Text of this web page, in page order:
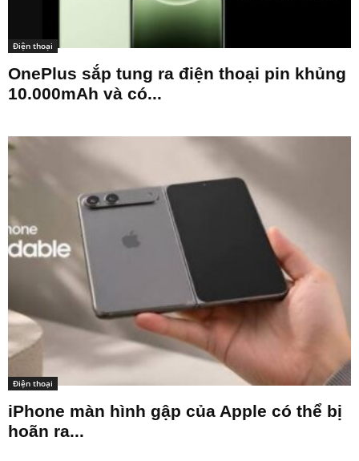
Điện thoại
OnePlus sắp tung ra điện thoại pin khủng
10.000mAh và có...
Điện thoại
iPhone màn hình gập của Apple có thể bị
hoãn ra...